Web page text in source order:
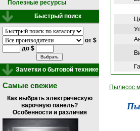
Полезные ресурсы
Быстрый поиск
от $
до $
Заметки о бытовой технике
Самые свежие
Как выбрать электрическую
варочную панель?
Особенности и различия
Пылесос